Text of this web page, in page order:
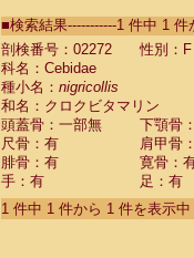
CebidaeSaguinus
Cebidae Saguinus
Cebidae
CebidaeSaguinus
CebidaeSaguinus
Cebidae Saguinus
Cebidae Saguinus
Cebidae Saguinus
Cebidae Aotus
Cebidae Cebus
■検索結果-----------1 件中 1
剖検番号：02272
性別：F
科名：Cebidae
種小名： nigricollis
和名：クロクビタマリン
頭蓋骨：一部無
下顎骨
尺骨：有
肩甲骨
腓骨：有
寛骨：
手：有
足：有
1 件中 1 件から 1 件を表示中